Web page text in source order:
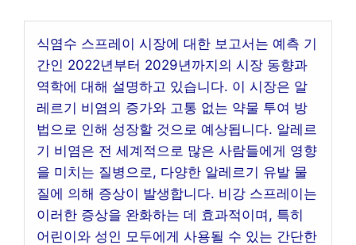
식염수 스프레이 시장에 대한 보고서는 예측 기
간인 2022년부터 2029년까지의 시장 동향과
역학에 대해 설명하고 있습니다. 이 시장은 알
레르기 비염의 증가와 고통 없는 약물 투여 방
법으로 인해 성장할 것으로 예상됩니다. 알레르
기 비염은 전 세계적으로 많은 사람들에게 영향
을 미치는 질병으로, 다양한 알레르기 유발 물
질에 의해 증상이 발생합니다. 비강 스프레이는
이러한 증상을 완화하는 데 효과적이며, 특히
어린이와 성인 모두에게 사용될 수 있는 간단한